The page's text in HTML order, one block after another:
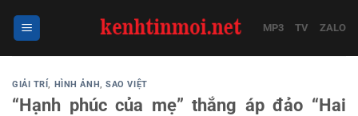
MP3 TV ZALO
GIẢI TRÍ, HÌNH ẢNH,SAO VIỆT
“Hạnh phúc của mẹ” thắng áp đảo “Hai